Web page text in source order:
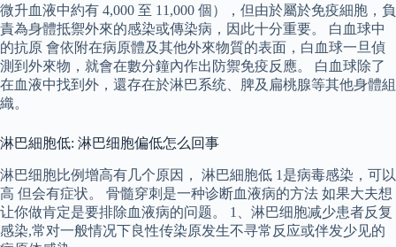
微升血液中約有 4,000 至 11,000 個），但由於屬於免疫細胞，負
責為身體抵禦外來的感染或傳染病，因此十分重要。 白血球中
的抗原 會依附在病原體及其他外來物質的表面，白血球一旦偵
測到外來物，就會在數分鐘內作出防禦免疫反應。 白血球除了
在血液中找到外，還存在於淋巴系统、脾及扁桃腺等其他身體組
織。
淋巴細胞低: 淋巴细胞偏低怎么回事
淋巴细胞比例增高有几个原因， 淋巴細胞低 1是病毒感染，可以
高 但会有症状。 骨髓穿刺是一种诊断血液病的方法 如果大夫想
让你做肯定是要排除血液病的问题。 1、淋巴细胞减少患者反复
感染,常对一般情况下良性传染原发生不寻常反应或伴发少见的